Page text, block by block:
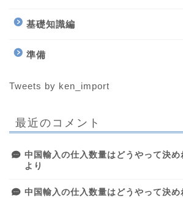
基礎知識編
準備
Tweets by ken_import
最近のコメント
中国輸入の仕入数量はどうやって決め
より
中国輸入の仕入数量はどうやって決め